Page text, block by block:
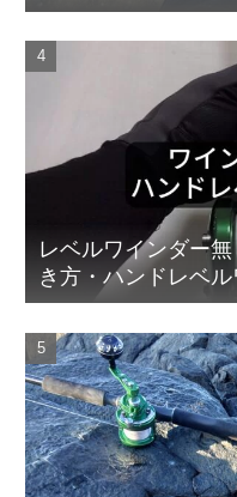
レベルワインダー
き方・ハンドレベル